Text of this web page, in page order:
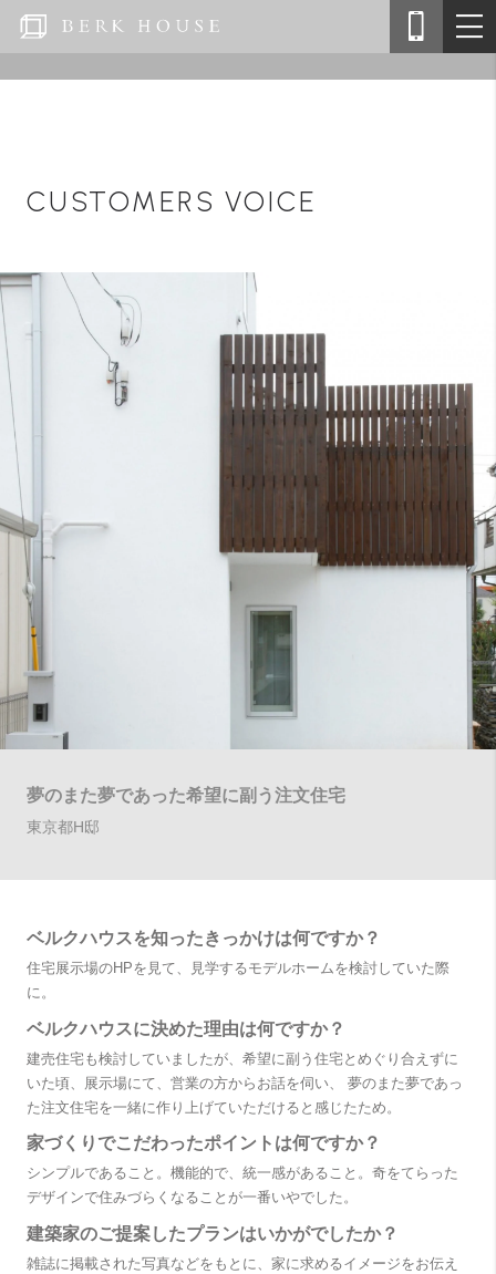
CUSTOMERS VOICE
夢のまた夢であった希望に副う注文住宅
東京都H邸
ベルクハウスを知ったきっかけは何ですか？
住宅展示場のHPを見て、見学するモデルホームを検討していた際
に。
ベルクハウスに決めた理由は何ですか？
建売住宅も検討していましたが、希望に副う住宅とめぐり合えずに
いた頃、展示場にて、営業の方からお話を伺い、 夢のまた夢であっ
た注文住宅を一緒に作り上げていただけると感じたため。
家づくりでこだわったポイントは何ですか？
シンプルであること。機能的で、統一感があること。奇をてらった
デザインで住みづらくなることが一番いやでした。
建築家のご提案したプランはいかがでしたか？
雑誌に掲載された写真などをもとに、家に求めるイメージをお伝え